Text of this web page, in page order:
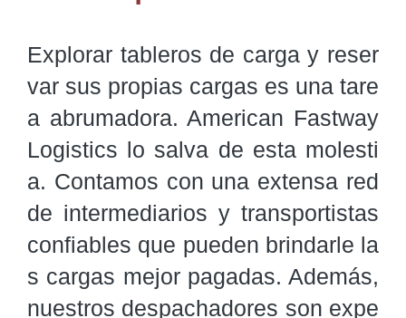
Explorar tableros de carga y reser
var sus propias cargas es una tare
a abrumadora. American Fastway
Logistics lo salva de esta molesti
a. Contamos con una extensa red
de intermediarios y transportistas
confiables que pueden brindarle la
s cargas mejor pagadas. Además,
nuestros despachadores son expe